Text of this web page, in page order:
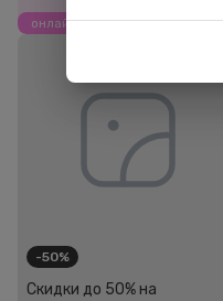
онлайн и в розничных магазинах
-50%
Скидки до 50% на